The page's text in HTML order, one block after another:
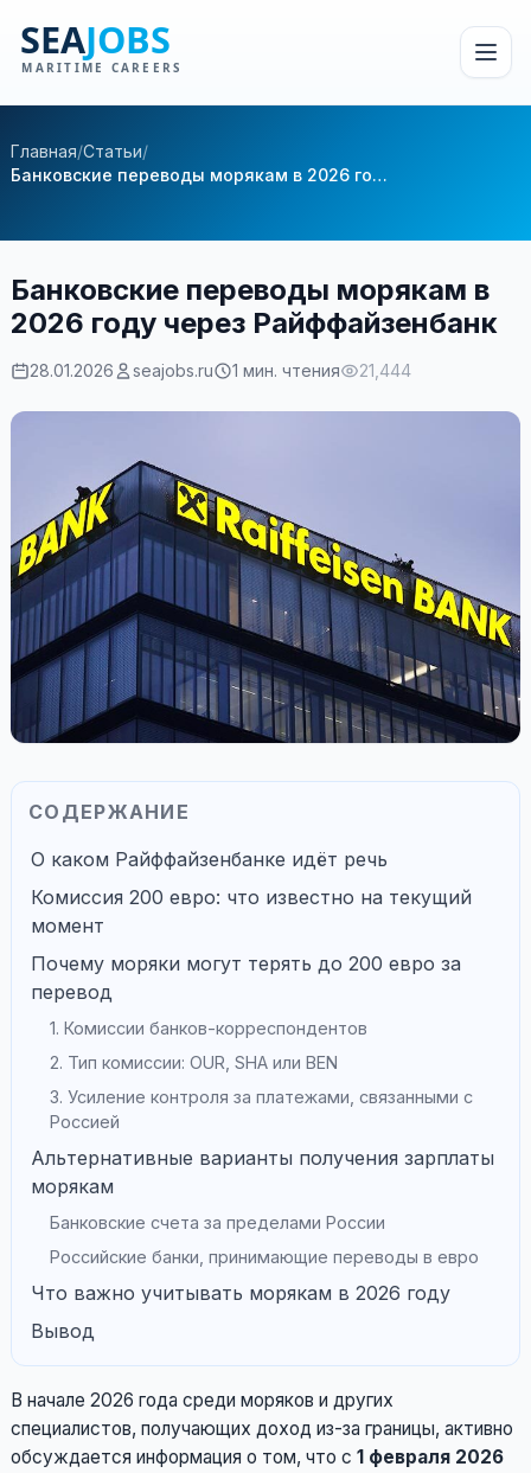
Главная/Статьи/
Банковские переводы морякам в 2026 году через Райффайзенбанк
Банковские переводы морякам в
2026 году через Райффайзенбанк
28.01.2026 seajobs.ru 1 мин. чтения 21,444
СОДЕРЖАНИЕ
О каком Райффайзенбанке идёт речь
Комиссия 200 евро: что известно на текущий
момент
Почему моряки могут терять до 200 евро за
перевод
1. Комиссии банков-корреспондентов
2. Тип комиссии: OUR, SHA или BEN
3. Усиление контроля за платежами, связанными с
Россией
Альтернативные варианты получения зарплаты
морякам
Банковские счета за пределами России
Российские банки, принимающие переводы в евро
Что важно учитывать морякам в 2026 году
Вывод
В начале 2026 года среди моряков и других
специалистов, получающих доход из-за границы, активно
обсуждается информация о том, что с 1 февраля 2026